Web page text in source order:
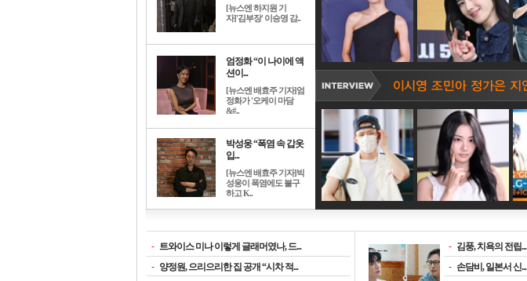
[뉴스엔 하지원 기
자]'김부장' 이승영 감..
엄정화 “이 나이에 액
션이...
[뉴스엔 배효주 기자]엄
정화가 '오케이 마담
&#..
박성웅 “폭염 속 갑옷
입...
[뉴스엔 배효주 기자]박
성웅이 폭염에도 불구
하고 K..
- 트와이스 미나 이렇게 글래머였나, 드...
- 양정원, 으리으리한 집 공개 “시차 적...
- 김풍, 치욕의 전립...
- 손담비, 일본서 신...